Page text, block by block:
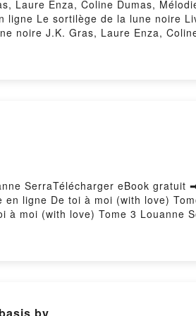
Laure Enza, Coline Dumas,
Le sortilège de la lune noire
noire J.K. Gras, Laure Enza,
Enza, Coline Dumas, Mélodie
SerraTélécharger eBook gratuit
ligne De toi à moi (with love)
moi (with love) Tome 3 Louanne
Tome 3 Louanne Serra Epub